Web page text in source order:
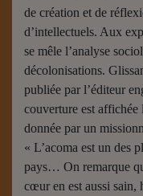
de création et de
d’intellectuels. Aux
se mêle l’analyse
décolonisations.
publiée par l’éditeur
couverture est affichée
donnée par un
« L’acoma est un des
pays… On remarque
cœur en est aussi sain,